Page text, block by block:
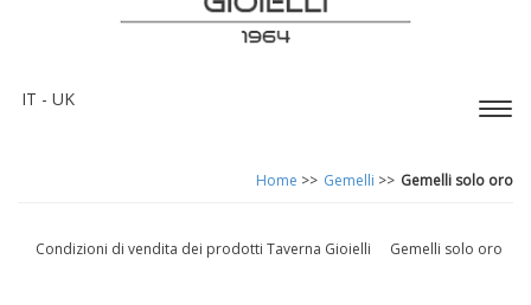
IT - UK
Gemelli solo oro
Gemelli >>
Home >>
Condizioni di vendita dei prodotti Taverna Gioielli Gemelli solo oro